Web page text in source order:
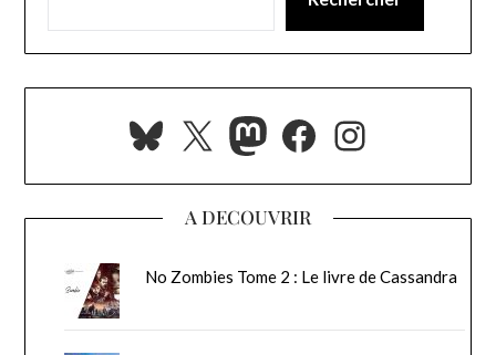
Bluesky
X Mastodon
Facebook
A DECOUVRIR
No Zombies Tome 2 : Le livre de Cassandra